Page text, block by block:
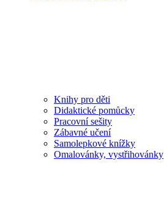
Knihy pro děti
Didaktické pomůcky
Pracovní sešity
Zábavné učení
Samolepkové knížky
Omalovánky, vystřihovánky